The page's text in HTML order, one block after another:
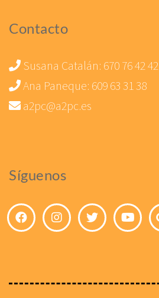
Contacto
Susana Catalán: 670 76 42 42
Ana Paneque: 609 63 31 38
a2pc@a2pc.es
Síguenos